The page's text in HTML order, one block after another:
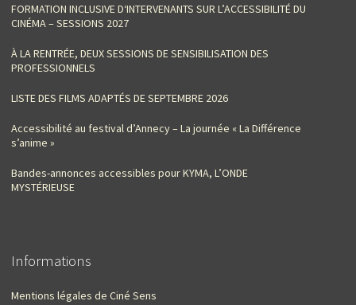
FORMATION INCLUSIVE D‘INTERVENANTS SUR L’ACCESSIBILITÉ DU
CINÉMA – SESSIONS 2027
À LA RENTRÉE, DEUX SESSIONS DE SENSIBILISATION DES
PROFESSIONNELS
LISTE DES FILMS ADAPTÉS DE SEPTEMBRE 2026
Accessibilité au festival d’Annecy – La journée « La Différence
s’anime »
Bandes-annonces accessibles pour KYMA, L’ONDE
MYSTÉRIEUSE
Informations
Mentions légales de Ciné Sens